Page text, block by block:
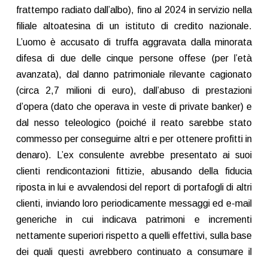
frattempo radiato dall’albo), fino al 2024 in servizio nella
filiale altoatesina di un istituto di credito nazionale.
L’uomo è accusato di truffa aggravata dalla minorata
difesa di due delle cinque persone offese (per l’età
avanzata), dal danno patrimoniale rilevante cagionato
(circa 2,7 milioni di euro), dall’abuso di prestazioni
d’opera (dato che operava in veste di private banker) e
dal nesso teleologico (poiché il reato sarebbe stato
commesso per conseguirne altri e per ottenere profitti in
denaro). L’ex consulente avrebbe presentato ai suoi
clienti rendicontazioni fittizie, abusando della fiducia
riposta in lui e avvalendosi del report di portafogli di altri
clienti, inviando loro periodicamente messaggi ed e-mail
generiche in cui indicava patrimoni e incrementi
nettamente superiori rispetto a quelli effettivi, sulla base
dei quali questi avrebbero continuato a consumare il